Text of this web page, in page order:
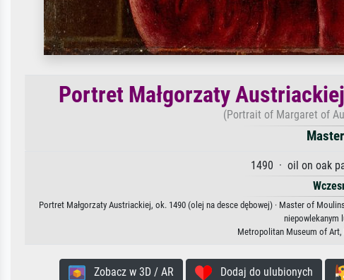
Portret Małgorzaty
(Portrait of Margaret of
1490 · oil on oak
Portret Małgorzaty Austriackiej, ok. 1490 (olej na desce dębowej) · Master of
niepowlekanym
Metropolitan Museum of Art,
Zobacz w 3D / AR Dodaj do ulubionych